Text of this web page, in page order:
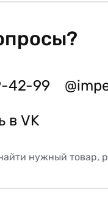
42-99
в VK
нужный товар,